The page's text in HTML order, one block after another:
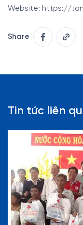
Website: https://
Share
Tin tức liên